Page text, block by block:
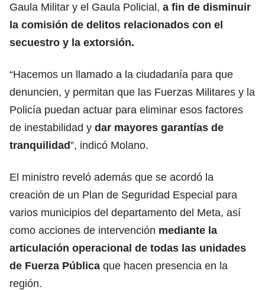
Gaula Militar y el Gaula Policial, a fin de disminuir
la comisión de delitos relacionados con el
secuestro y la extorsión.
“Hacemos un llamado a la ciudadanía para que
denuncien, y permitan que las Fuerzas Militares y la
Policía puedan actuar para eliminar esos factores
de inestabilidad y dar mayores garantías de
tranquilidad”, indicó Molano.
El ministro reveló además que se acordó la
creación de un Plan de Seguridad Especial para
varios municipios del departamento del Meta, así
como acciones de intervención mediante la
articulación operacional de todas las unidades
de Fuerza Pública que hacen presencia en la
región.